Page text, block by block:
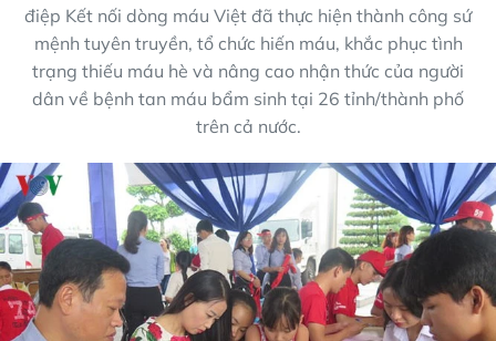
điệp Kết nối dòng máu Việt đã thực hiện thành công sứ
mệnh tuyên truyền, tổ chức hiến máu, khắc phục tình
trạng thiếu máu hè và nâng cao nhận thức của người
dân về bệnh tan máu bẩm sinh tại 26 tỉnh/thành phố
trên cả nước.